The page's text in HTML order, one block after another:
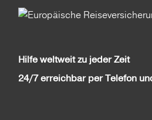
Hilfe weltweit zu jeder Zeit
24/7 erreichbar per Telefon